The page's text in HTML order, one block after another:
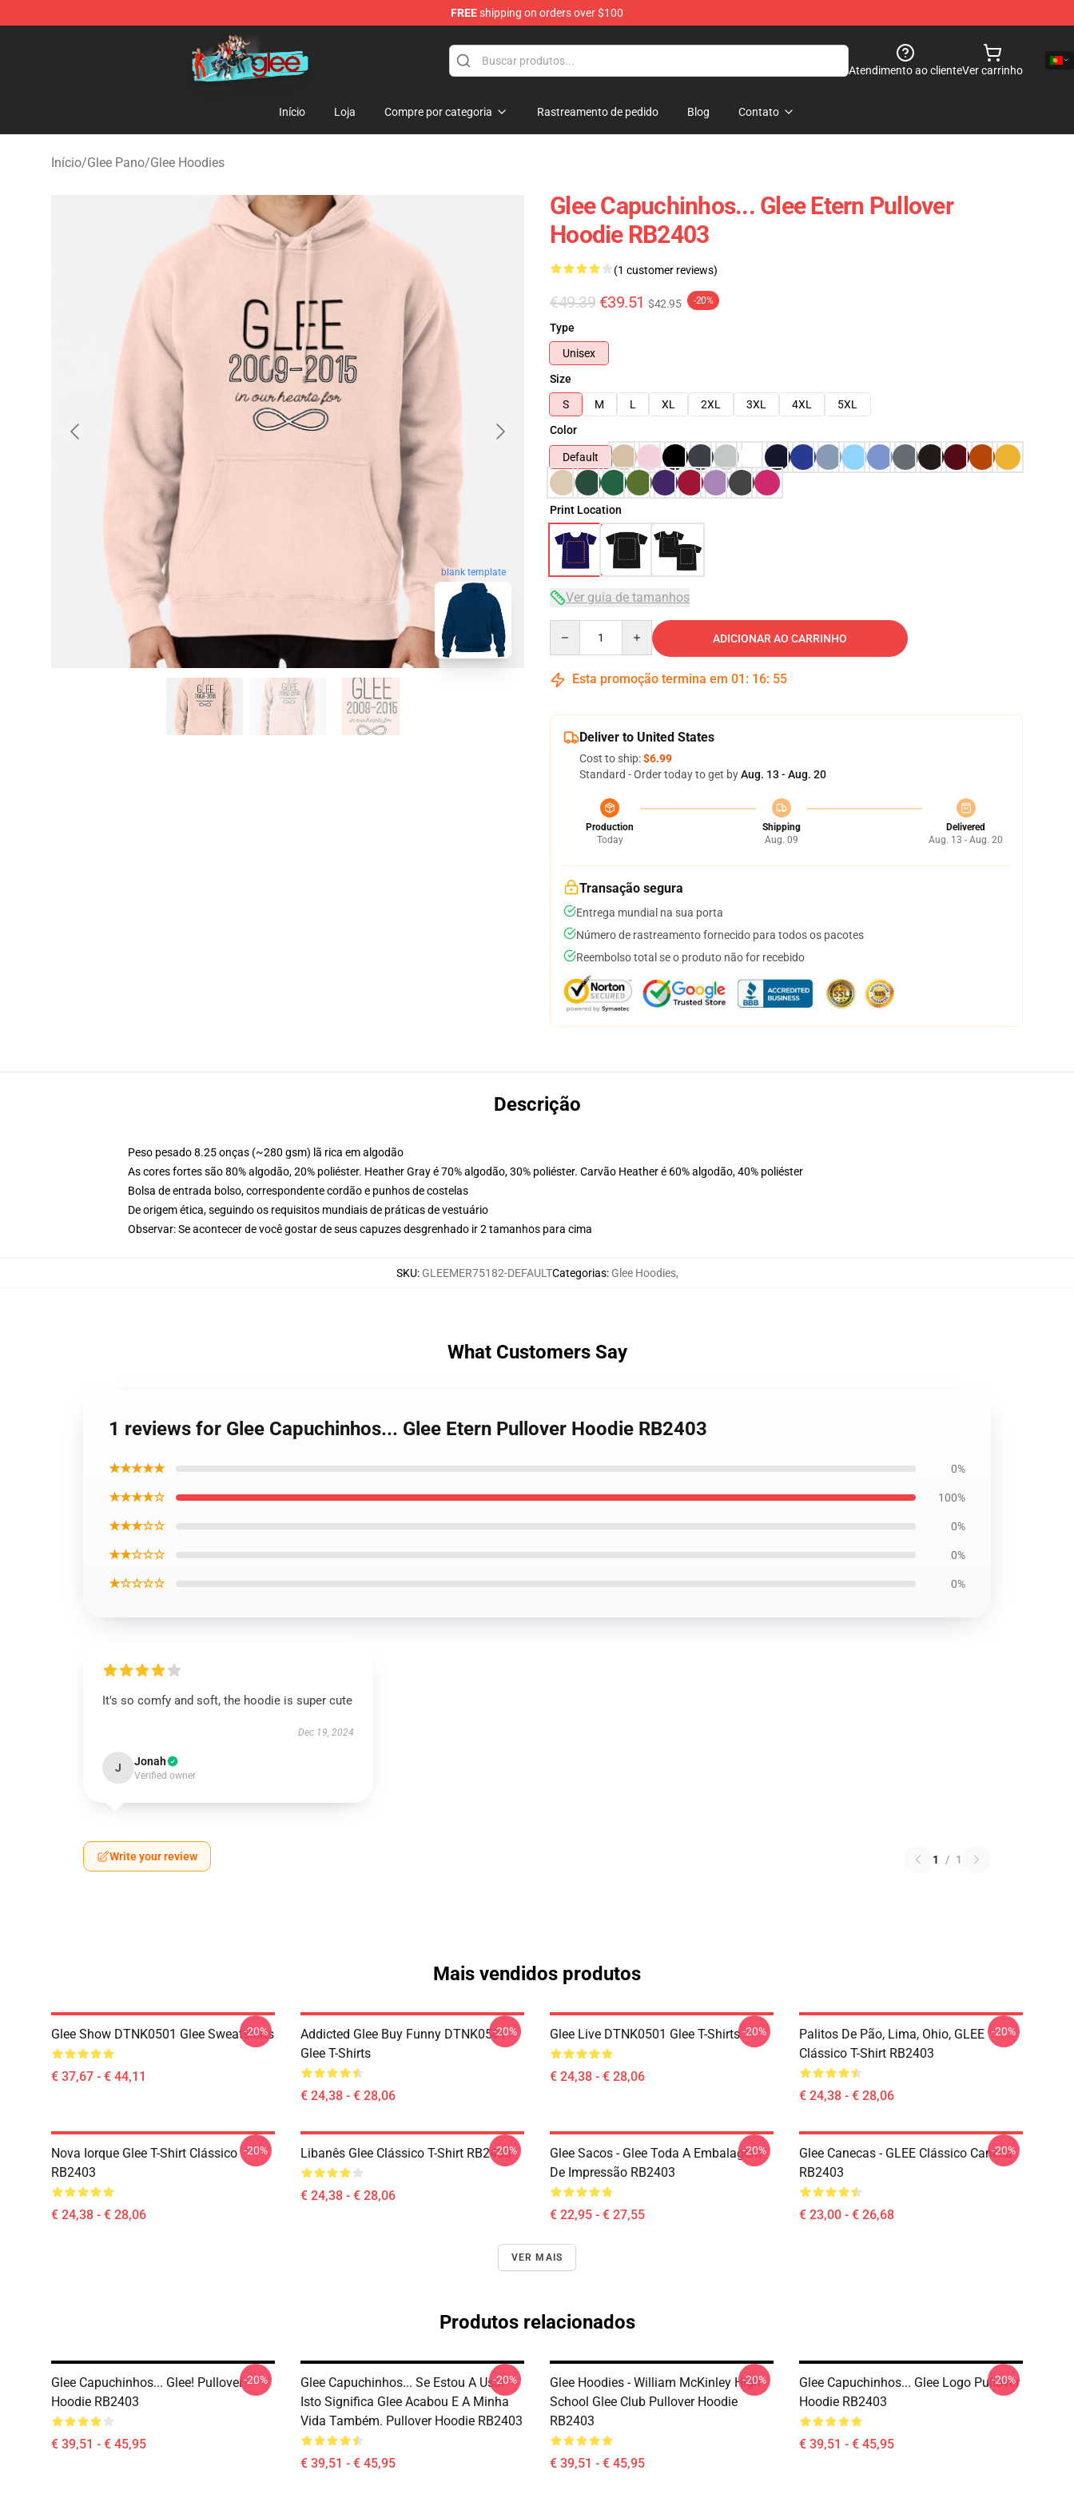
FREEshipping on orders over $100
Glee Store - Official Glee Merchandise Shop
Atendimento ao clienteVer carrinho
Início Loja Compre por categoria Rastreamento de pedido Blog Contato
Início/Glee Pano/Glee Hoodies
blank template
Glee Capuchinhos... Glee Etern Pullover
Hoodie RB2403
(1 customer reviews)
€49.39 €39.51 $42.95 -20%
Type
Unisex
Size
S
M L XL 2XL 3XL 4XL
5XL
Color
Default
Print Location
Ver guia de tamanhos
ADICIONAR AO CARRINHO
Esta promoção termina em 01 : 16: 54
Deliver to United States
Cost to ship:$6.99
Standard - Order today to get byAug. 13 - Aug. 20
Production
Today
Shipping
Aug. 09
Delivered
Aug. 13 - Aug. 20
Transação segura
Entrega mundial na sua porta
Número de rastreamento fornecido para todos os pacotes
Reembolso total se o produto não for recebido
Descrição
Peso pesado 8.25 onças (~280 gsm) lã rica em algodão
As cores fortes são 80% algodão, 20% poliéster. Heather Gray é 70% algodão, 30% poliéster. Carvão Heather é 60% algodão, 40% poliéster
Bolsa de entrada bolso, correspondente cordão e punhos de costelas
De origem ética, seguindo os requisitos mundiais de práticas de vestuário
Observar: Se acontecer de você gostar de seus capuzes desgrenhado ir 2 tamanhos para cima
SKU: GLEEMER75182-DEFAULTCategorias: Glee Hoodies,
What Customers Say
1 reviews for Glee Capuchinhos... Glee Etern Pullover Hoodie RB2403
★★★★★ 0%
★★★★☆ 100%
★★★☆☆ 0%
★★☆☆☆ 0%
★☆☆☆☆ 0%
It's so comfy and soft, the hoodie is super cute
Dec 19, 2024
J Jonah
Verified owner
Write your review 1 / 1
Mais vendidos produtos
Glee Show DTNK0501 Glee Sweatshirts
€ 37,67 - € 44,11
-20%
Addicted Glee Buy Funny DTNK0501
Glee T-Shirts
€ 24,38 - € 28,06
-20% Glee Live DTNK0501 Glee T-Shirts
€ 24,38 - € 28,06
-20%
Palitos De Pão, Lima, Ohio, GLEE
Clássico T-Shirt RB2403
€ 24,38 - € 28,06
-20%
Nova Iorque Glee T-Shirt Clássico
RB2403
€ 24,38 - € 28,06
-20% Libanês Glee Clássico T-Shirt RB2403
€ 24,38 - € 28,06
-20%
Glee Sacos - Glee Toda A Embalagem
De Impressão RB2403
€ 22,95 - € 27,55
-20%
Glee Canecas - GLEE Clássico Caneca
RB2403
€ 23,00 - € 26,68
-20%
VER MAIS
Produtos relacionados
Glee Capuchinhos... Glee! Pullover
Hoodie RB2403
€ 39,51 - € 45,95
-20%
Glee Capuchinhos... Se Estou A Usar
Isto Significa Glee Acabou E A Minha
Vida Também. Pullover Hoodie RB2403
€ 39,51 - € 45,95
-20%
Glee Hoodies - William McKinley High
School Glee Club Pullover Hoodie
RB2403
€ 39,51 - € 45,95
-20%
Glee Capuchinhos... Glee Logo Pullover
Hoodie RB2403
€ 39,51 - € 45,95
-20%